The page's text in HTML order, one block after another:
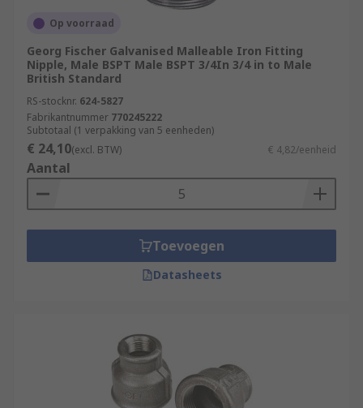
Op voorraad
Georg Fischer Galvanised Malleable Iron Fitting
Nipple, Male BSPT Male BSPT 3/4In 3/4 in to Male
British Standard
RS-stocknr. 624-5827
Fabrikantnummer 770245222
Subtotaal (1 verpakking van 5 eenheden)
€ 24,10(excl. BTW) € 4,82/eenheid
Aantal
Toevoegen
Datasheets